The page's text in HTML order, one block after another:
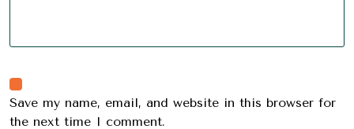
Save my name, email, and website in this browser for
the next time I comment.